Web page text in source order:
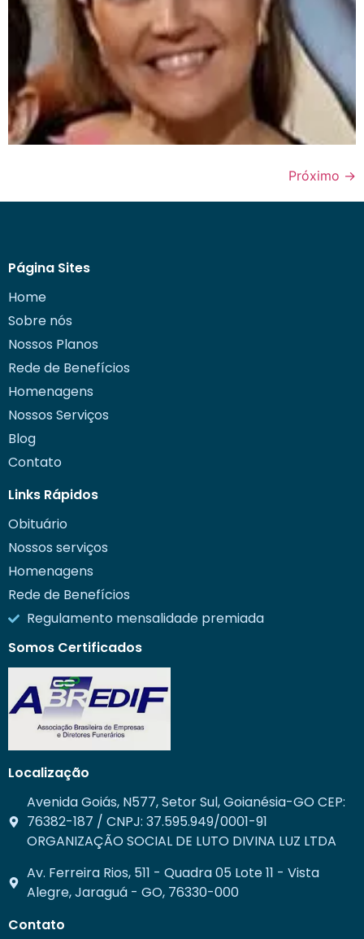
Próximo →
Página Sites
Home
Sobre nós
Nossos Planos
Rede de Benefícios
Homenagens
Nossos Serviços
Blog
Contato
Links Rápidos
Obituário
Nossos serviços
Homenagens
Rede de Benefícios
Regulamento mensalidade premiada
Somos Certificados
Localização
Avenida Goiás, N577, Setor Sul, Goianésia-GO CEP:
76382-187 / CNPJ: 37.595.949/0001-91
ORGANIZAÇÃO SOCIAL DE LUTO DIVINA LUZ LTDA
Av. Ferreira Rios, 511 - Quadra 05 Lote 11 - Vista
Alegre, Jaraguá - GO, 76330-000
Contato